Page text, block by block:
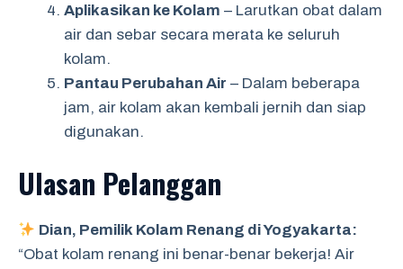
Aplikasikan ke Kolam – Larutkan obat dalam
air dan sebar secara merata ke seluruh
kolam.
Pantau Perubahan Air – Dalam beberapa
jam, air kolam akan kembali jernih dan siap
digunakan.
Ulasan Pelanggan
Dian, Pemilik Kolam Renang di Yogyakarta:
“Obat kolam renang ini benar-benar bekerja! Air